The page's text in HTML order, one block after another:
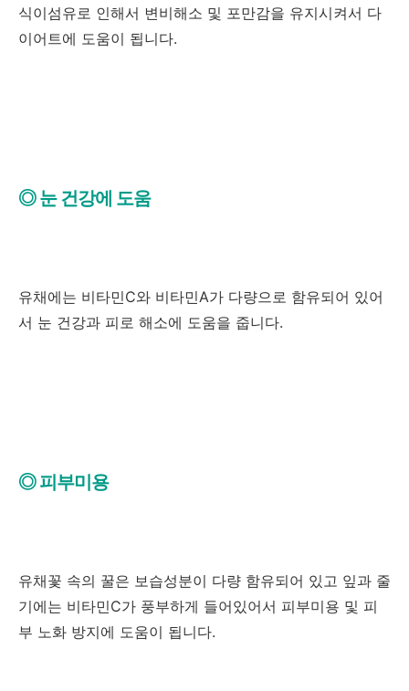
식이섬유로 인해서 변비해소 및 포만감을 유지시켜서 다
이어트에 도움이 됩니다.
◎ 눈 건강에 도움
유채에는 비타민C와 비타민A가 다량으로 함유되어 있어
서 눈 건강과 피로 해소에 도움을 줍니다.
◎ 피부미용
유채꽃 속의 꿀은 보습성분이 다량 함유되어 있고 잎과 줄
기에는 비타민C가 풍부하게 들어있어서 피부미용 및 피
부 노화 방지에 도움이 됩니다.